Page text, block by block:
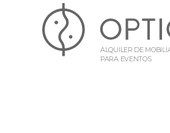
ALQUILER DE
PARA EVENTOS